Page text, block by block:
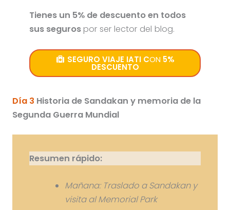
Tienes un 5% de descuento en todos
sus seguros por ser lector del blog.
SEGURO VIAJE IATI CON5%
DESCUENTO
Día 3 Historia de Sandakan y memoria de la
Segunda Guerra Mundial
Resumen rápido:
Mañana: Traslado a Sandakan y
visita al Memorial Park